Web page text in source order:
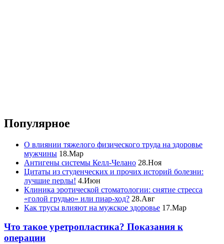
Популярное
О влиянии тяжелого физического труда на здоровье
мужчины 18.Мар
Антигены системы Келл-Челано 28.Ноя
Цитаты из студенческих и прочих историй болезни:
лучшие перлы! 4.Июн
Клиника эротической стоматологии: снятие стресса
«голой грудью» или пиар-ход? 28.Авг
Как трусы влияют на мужское здоровье 17.Мар
Что такое уретропластика? Показания к
операции